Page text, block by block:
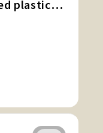
DriveGrip RCS gerecycled plastic magnetische auto houder